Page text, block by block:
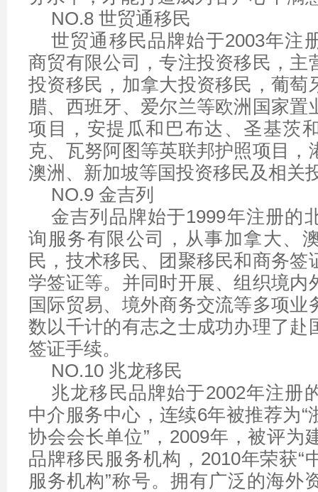
NO.8 世贸通移民
世贸通移民品牌始于2003年注
商贸有限公司，专注投资移民，主
投资移民，加拿大投资移民，葡萄
腊、西班牙、爱尔兰等欧洲国家置
项目，安提瓜和巴布达、圣基茨
克、瓦努阿图等英联邦护照项目，
澳洲、新加坡等国投资移民及相关
NO.9 金吉列
金吉列品牌始于1999年注册的
询服务有限公司，从事加拿大、
民，技术移民、团聚移民和商务签
学签证等。并同时开展、组织境内
国际贸易、境外商务交流等多项业
数以千计的有志之士成功办理了赴
签证手续。
NO.10 兆龙移民
兆龙移民品牌始于2002年注册
中介服务中心，连续6年被推荐为“
协会会长单位”，2009年，被评为
品牌移民服务机构，2010年荣获“
服务机构”称号。拥有广泛的海外